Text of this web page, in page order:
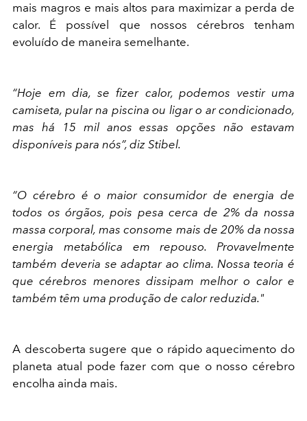
mais magros e mais altos para maximizar a perda de
calor. É possível que nossos cérebros tenham
evoluído de maneira semelhante.
“Hoje em dia, se fizer calor, podemos vestir uma
camiseta, pular na piscina ou ligar o ar condicionado,
mas há 15 mil anos essas opções não estavam
disponíveis para nós”, diz Stibel.
“O cérebro é o maior consumidor de energia de
todos os órgãos, pois pesa cerca de 2% da nossa
massa corporal, mas consome mais de 20% da nossa
energia metabólica em repouso. Provavelmente
também deveria se adaptar ao clima. Nossa teoria é
que cérebros menores dissipam melhor o calor e
também têm uma produção de calor reduzida."
A descoberta sugere que o rápido aquecimento do
planeta atual pode fazer com que o nosso cérebro
encolha ainda mais.